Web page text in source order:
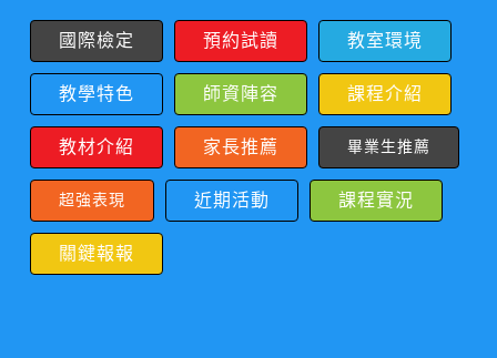
國際檢定 預約試讀 教室環境
教學特色 師資陣容 課程介紹
教材介紹 家長推薦 畢業生推薦
超強表現 近期活動 課程實況
關鍵報報